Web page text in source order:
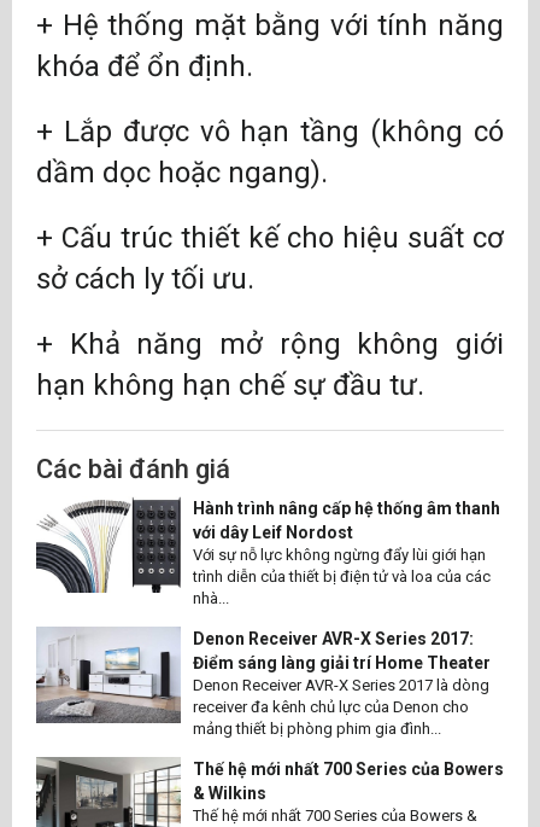
+ Hệ thống mặt bằng với tính năng
khóa để ổn định.
+ Lắp được vô hạn tầng (không có
dầm dọc hoặc ngang).
+ Cấu trúc thiết kế cho hiệu suất cơ
sở cách ly tối ưu.
+ Khả năng mở rộng không giới
hạn không hạn chế sự đầu tư.
Các bài đánh giá
Hành trình nâng cấp hệ thống âm thanh
với dây Leif Nordost
Với sự nỗ lực không ngừng đẩy lùi giới hạn
trình diễn của thiết bị điện tử và loa của các
nhà...
Denon Receiver AVR-X Series 2017:
Điểm sáng làng giải trí Home Theater
Denon Receiver AVR-X Series 2017 là dòng
receiver đa kênh chủ lực của Denon cho
mảng thiết bị phòng phim gia đình...
Thế hệ mới nhất 700 Series của Bowers
& Wilkins
Thế hệ mới nhất 700 Series của Bowers &